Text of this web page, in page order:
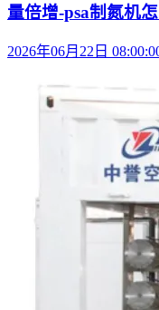
量倍增-psa制氮机
2026年06月22日